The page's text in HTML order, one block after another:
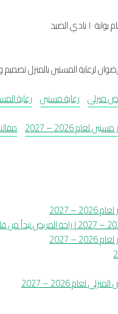
لرعاية المسنين بالمنزل تصميم
منزلي رعاية مسنين رعاية
لعام 2026 – 2027
– 2027
– 2027
لعام 2026 – 2027